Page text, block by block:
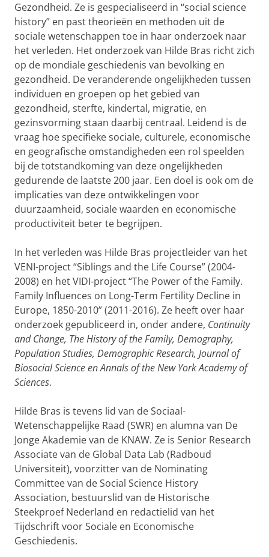
Gezondheid. Ze is gespecialiseerd in “social science
history” en past theorieën en methoden uit de
sociale wetenschappen toe in haar onderzoek naar
het verleden. Het onderzoek van Hilde Bras richt zich
op de mondiale geschiedenis van bevolking en
gezondheid. De veranderende ongelijkheden tussen
individuen en groepen op het gebied van
gezondheid, sterfte, kindertal, migratie, en
gezinsvorming staan daarbij centraal. Leidend is de
vraag hoe specifieke sociale, culturele, economische
en geografische omstandigheden een rol speelden
bij de totstandkoming van deze ongelijkheden
gedurende de laatste 200 jaar. Een doel is ook om de
implicaties van deze ontwikkelingen voor
duurzaamheid, sociale waarden en economische
productiviteit beter te begrijpen.
In het verleden was Hilde Bras projectleider van het
VENI-project “Siblings and the Life Course” (2004-
2008) en het VIDI-project “The Power of the Family.
Family Influences on Long-Term Fertility Decline in
Europe, 1850-2010” (2011-2016). Ze heeft over haar
onderzoek gepubliceerd in, onder andere, Continuity
and Change, The History of the Family, Demography,
Population Studies, Demographic Research, Journal of
Biosocial Science en Annals of the New York Academy of
Sciences.
Hilde Bras is tevens lid van de Sociaal-
Wetenschappelijke Raad (SWR) en alumna van De
Jonge Akademie van de KNAW. Ze is Senior Research
Associate van de Global Data Lab (Radboud
Universiteit), voorzitter van de Nominating
Committee van de Social Science History
Association, bestuurslid van de Historische
Steekproef Nederland en redactielid van het
Tijdschrift voor Sociale en Economische
Geschiedenis.